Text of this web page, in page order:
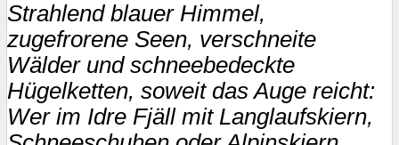
Strahlend blauer Himmel,
zugefrorene Seen, verschneite
Wälder und schneebedeckte
Hügelketten, soweit das Auge reicht:
Wer im Idre Fjäll mit Langlaufskiern,